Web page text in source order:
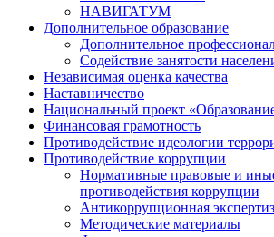
НАВИГАТУМ
Дополнительное образование
Дополнительное
Содействие занятости
Независимая оценка качества
Наставничество
Национальный проект
Финансовая грамотность
Противодействие идеологии
Противодействие коррупции
Нормативные правовые и
противодействия коррупции
Антикоррупционная
Методические материалы